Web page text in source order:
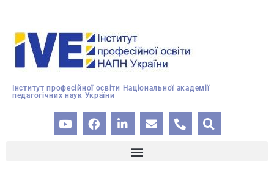
Інститут професійної освіти Національної академії
педагогічних наук України